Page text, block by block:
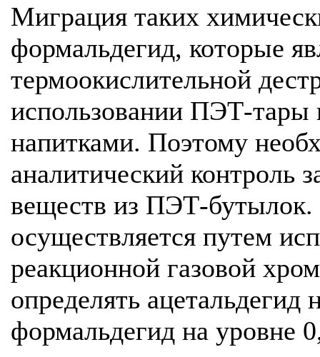
Миграция таких
формальдегид, которые
термоокислительной
использовании ПЭТ-тары
напитками. Поэтому
аналитический контроль
веществ из ПЭТ-бутылок.
осуществляется путем
реакционной газовой
определять
формальдегид на уровне